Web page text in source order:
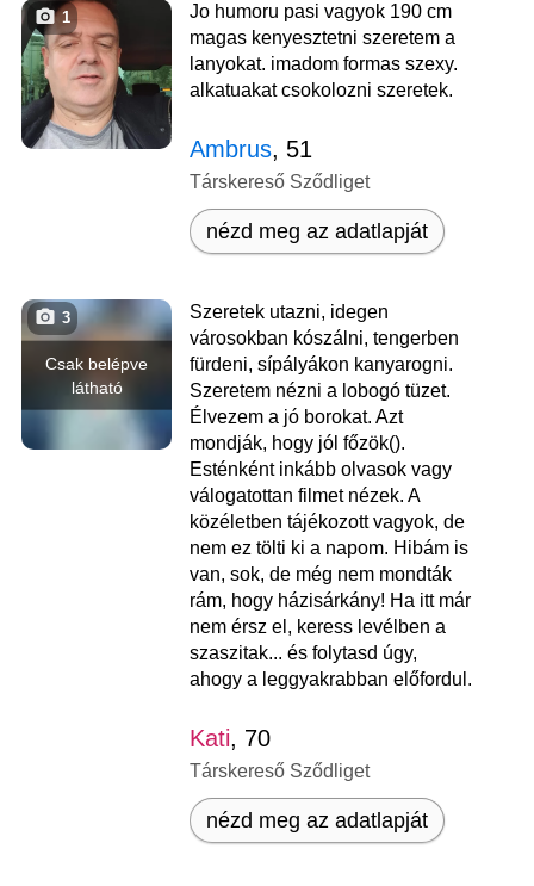
1
Jo humoru pasi vagyok 190 cm
magas kenyesztetni szeretem a
lanyokat. imadom formas szexy.
alkatuakat csokolozni szeretek.
Ambrus, 51
Társkereső Sződliget
nézd meg az adatlapját
Csak belépve
látható
3
Szeretek utazni, idegen
városokban kószálni, tengerben
fürdeni, sípályákon kanyarogni.
Szeretem nézni a lobogó tüzet.
Élvezem a jó borokat. Azt
mondják, hogy jól főzök().
Esténként inkább olvasok vagy
válogatottan filmet nézek. A
közéletben tájékozott vagyok, de
nem ez tölti ki a napom. Hibám is
van, sok, de még nem mondták
rám, hogy házisárkány! Ha itt már
nem érsz el, keress levélben a
szaszitak... és folytasd úgy,
ahogy a leggyakrabban előfordul.
Kati, 70
Társkereső Sződliget
nézd meg az adatlapját